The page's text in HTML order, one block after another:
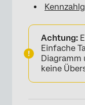
Achtung:
Einfache
keine